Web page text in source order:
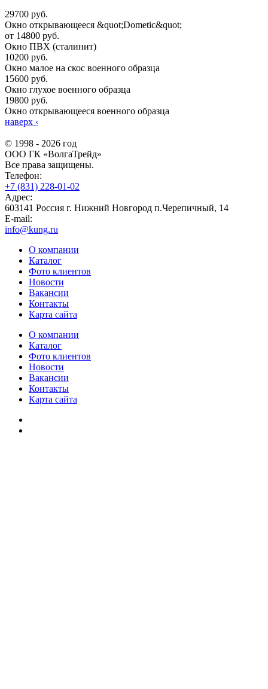
29700 руб.
Окно открывающееся &quot;Dometic&quot;
от 14800 руб.
Окно ПВХ (сталинит)
10200 руб.
Окно малое на скос военного образца
15600 руб.
Окно глухое военного образца
19800 руб.
Окно открывающееся военного образца
наверх ‹
© 1998 - 2026 год
ООО ГК «ВолгаТрейд»
Все права защищены.
Телефон:
+7 (831) 228-01-02
Адрес:
603141 Россия г. Нижний Новгород п.Черепичный, 14
E-mail:
info@kung.ru
О компании
Каталог
Фото клиентов
Новости
Вакансии
Контакты
Карта сайта
О компании
Каталог
Фото клиентов
Новости
Вакансии
Контакты
Карта сайта